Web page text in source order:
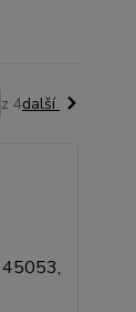
z 4další